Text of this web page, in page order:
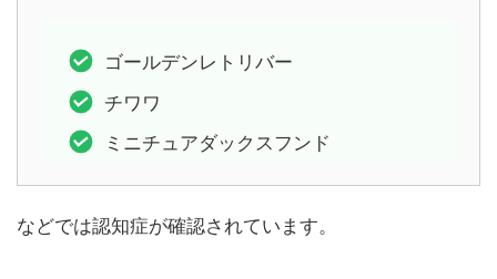
ゴールデンレトリバー
チワワ
ミニチュアダックスフンド
などでは認知症が確認されています。